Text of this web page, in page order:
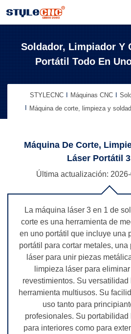
Soldador, Limpiador Y
Portátil Todo En
STYLECNC Máquinas CNC
Máquina de corte, limpieza y
Máquina De Corte,
Láser Portátil
Última actualización:
La máquina láser 3 en 1 de
corte es una herramienta de
en uno portátil que incluye una
portátil para cortar metales,
láser para unir piezas
limpieza láser para
revestimientos. Su
herramienta multiusos. Su
uso tanto para
profesionales. Su
para interiores como para